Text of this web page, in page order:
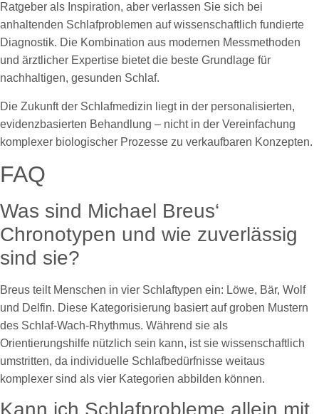
Ratgeber als Inspiration, aber verlassen Sie sich bei
anhaltenden Schlafproblemen auf wissenschaftlich fundierte
Diagnostik. Die Kombination aus modernen Messmethoden
und ärztlicher Expertise bietet die beste Grundlage für
nachhaltigen, gesunden Schlaf.
Die Zukunft der Schlafmedizin liegt in der personalisierten,
evidenzbasierten Behandlung – nicht in der Vereinfachung
komplexer biologischer Prozesse zu verkaufbaren Konzepten.
FAQ
Was sind Michael Breus‘
Chronotypen und wie zuverlässig
sind sie?
Breus teilt Menschen in vier Schlaftypen ein: Löwe, Bär, Wolf
und Delfin. Diese Kategorisierung basiert auf groben Mustern
des Schlaf-Wach-Rhythmus. Während sie als
Orientierungshilfe nützlich sein kann, ist sie wissenschaftlich
umstritten, da individuelle Schlafbedürfnisse weitaus
komplexer sind als vier Kategorien abbilden können.